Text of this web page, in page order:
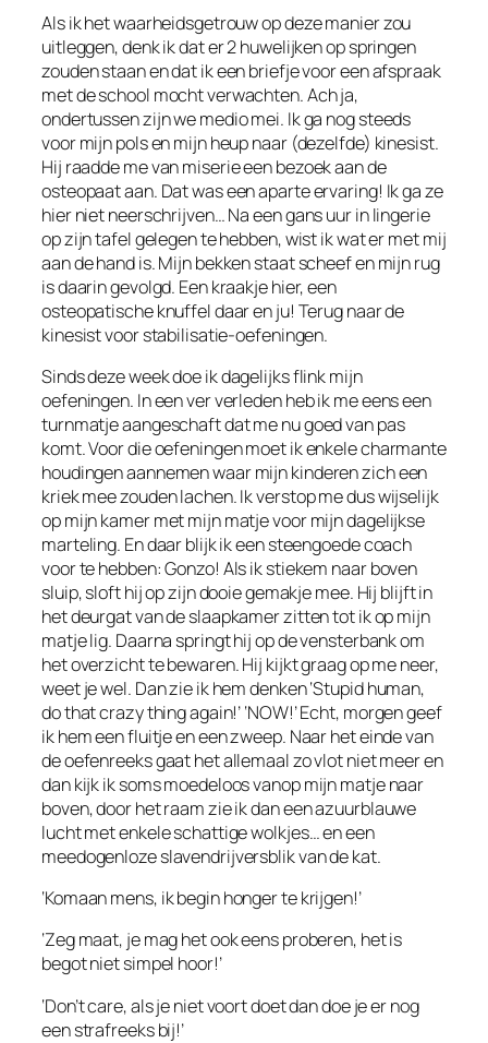
Als ik het waarheidsgetrouw op deze manier zou
uitleggen, denk ik dat er 2 huwelijken op springen
zouden staan en dat ik een briefje voor een afspraak
met de school mocht verwachten. Ach ja,
ondertussen zijn we medio mei. Ik ga nog steeds
voor mijn pols en mijn heup naar (dezelfde) kinesist.
Hij raadde me van miserie een bezoek aan de
osteopaat aan. Dat was een aparte ervaring! Ik ga ze
hier niet neerschrijven… Na een gans uur in lingerie
op zijn tafel gelegen te hebben, wist ik wat er met mij
aan de hand is. Mijn bekken staat scheef en mijn rug
is daarin gevolgd. Een kraakje hier, een
osteopatische knuffel daar en ju! Terug naar de
kinesist voor stabilisatie-oefeningen.
Sinds deze week doe ik dagelijks flink mijn
oefeningen. In een ver verleden heb ik me eens een
turnmatje aangeschaft dat me nu goed van pas
komt. Voor die oefeningen moet ik enkele charmante
houdingen aannemen waar mijn kinderen zich een
kriek mee zouden lachen. Ik verstop me dus wijselijk
op mijn kamer met mijn matje voor mijn dagelijkse
marteling. En daar blijk ik een steengoede coach
voor te hebben: Gonzo! Als ik stiekem naar boven
sluip, sloft hij op zijn dooie gemakje mee. Hij blijft in
het deurgat van de slaapkamer zitten tot ik op mijn
matje lig. Daarna springt hij op de vensterbank om
het overzicht te bewaren. Hij kijkt graag op me neer,
weet je wel. Dan zie ik hem denken ‘Stupid human,
do that crazy thing again!’ ‘NOW!’ Echt, morgen geef
ik hem een fluitje en een zweep. Naar het einde van
de oefenreeks gaat het allemaal zo vlot niet meer en
dan kijk ik soms moedeloos vanop mijn matje naar
boven, door het raam zie ik dan een azuurblauwe
lucht met enkele schattige wolkjes… en een
meedogenloze slavendrijversblik van de kat.
‘Komaan mens, ik begin honger te krijgen!’
‘Zeg maat, je mag het ook eens proberen, het is
begot niet simpel hoor!’
‘Don’t care, als je niet voort doet dan doe je er nog
een strafreeks bij!’